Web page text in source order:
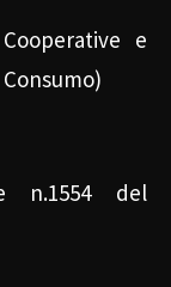
e
n.1554 del